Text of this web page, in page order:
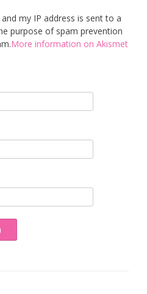
my IP address is sent to a
purpose of spam prevention
More information on Akismet